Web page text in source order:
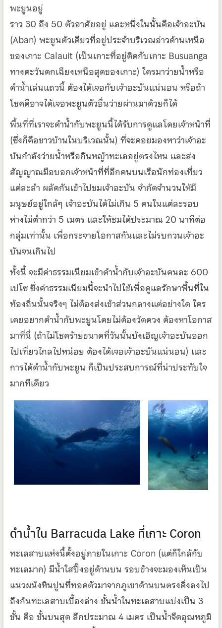
พะยูนอยู่
ราว 30 ถึง 50 ตัวอาศัยอยู่ และหนึ่งในนั้นคือเจ้าอะบัน
(Aban) พะยูนตัวเดียวที่อยู่ประจำบริเวณอ่าวด้านเหนือ
ของเกาะ Calauit (เป็นเกาะที่อยู่ติดกับเกาะ Busuanga
ทางตะวันตกเฉียงเหนือสุดของเกาะ) ใครมาว่ายน้ำหรือ
ดำน้ำเล่นแถวนี้ ต้องได้เจอกับเจ้าอะบันแน่นอน หรือถ้า
โชคดีอาจได้เจอพะยูนตัวอื่นว่ายผ่านมาด้วยก็ได้
พื้นที่ที่เราจะดำน้ำกับพะยูนนี้ได้รับการดูแลโดยเจ้าหน้าที่
(ซึ่งก็คือชาวบ้านในบริเวณนั้น) ที่จะคอยมองหาว่าเจ้าอะ
บันกำลังว่ายน้ำหรือกินหญ้าทะเลอยู่ตรงไหน และส่ง
สัญญาณมือบอกเจ้าหน้าที่ที่อีกคนบนเรือนักท่องเที่ยว
แต่ละลำ ผลัดกันเข้าไปชมเจ้าอะบัน จำกัดจำนวนให้มี
มนุษย์อยู่ใกล้ๆ เจ้าอะบันได้ไม่เกิน 5 คนในแต่ละรอบ
ห่างไม่ต่ำกว่า 5 เมตร และให้ชมได้ประมาณ 20 นาทีต่อ
กลุ่มเท่านั้น เพื่อกระจายโอกาสกันและไม่รบกวนเจ้าอะ
บันจนเกินไป
ทั้งนี้ จะมีค่าธรรมเนียมเข้าดำน้ำกับเจ้าอะบันคนละ 600
เปโซ ซึ่งค่าธรรมเนียมนี้จะนำไปใช้เพื่อดูแลรักษาพื้นที่ใน
ท้องถิ่นนั้นจริงๆ ไม่ต้องส่งเข้าส่วนกลางแต่อย่างใด ใคร
เคยอยากดำน้ำกับพะยูนโดยไม่ต้องวัดดวง ต้องหาโอกาส
มาที่นี่ (ถ้าไม่โชคร้ายขนาดที่วันนั้นบังเอิญเจ้าอะบันออก
ไปเที่ยวไกลไปหน่อย ต้องได้เจอเจ้าอะบันแน่นอน) และ
การได้ดำน้ำกับพะยูน ก็เป็นประสบการณ์ที่น่าประทับใจ
มากทีเดียว
ดำน้ำใน Barracuda Lake ที่เกาะ Coron
ทะเลสาบแห่งนี้ตั้งอยู่ภายในเกาะ Coron (แต่ก็ใกล้กับ
ทะเลมาก) มีน้ำใสปิ๊งอยู่ด้านบน รอบข้างจะมองเห็นเป็น
แนวผนังหินปูนที่ทอดตัวมาจากภูเขาด้านบนตรงดิ่งลงไป
ถึงก้นทะเลสาบเบื้องล่าง ชั้นน้ำในทะเลสาบแบ่งเป็น 3
ชั้น คือ ชั้นบนสุด ลึกประมาณ 4 เมตร เป็นน้ำจืดอุณหภูมิ